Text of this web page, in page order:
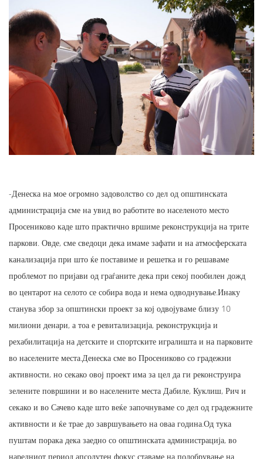
-Денеска на мое огромно задоволство со дел од општинската
администрација сме на увид во работите во населеното место
Просениково каде што практично вршиме реконструкција на трите
паркови. Овде, сме сведоци дека имаме зафати и на атмосферската
канализација при што ќе поставиме и решетка и го решаваме
проблемот по пријави од граѓаните дека при секој пообилен дожд
во центарот на селото се собира вода и нема одводнување.Инаку
станува збор за општински проект за кој одвојуваме близу 10
милиони денари, а тоа е ревитализација, реконструкција и
рехабилитација на детските и спортските игралишта и на парковите
во населените места.Денеска сме во Просениково со градежни
активности, но секако овој проект има за цел да ги реконструира
зелените површини и во населените места Дабиле, Куклиш, Рич и
секако и во Сачево каде што веќе започнуваме со дел од градежните
активности и ќе трае до завршувањето на оваа година.Од тука
пуштам порака дека заедно со општинската администрација, во
наредниот период апсолутен фокус ставаме на подобрување на